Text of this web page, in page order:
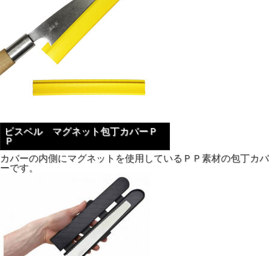
ビスベル マグネット包丁カバーＰ
Ｐ
カバーの内側にマグネットを使用しているＰＰ素材の包丁カバ
ーです。